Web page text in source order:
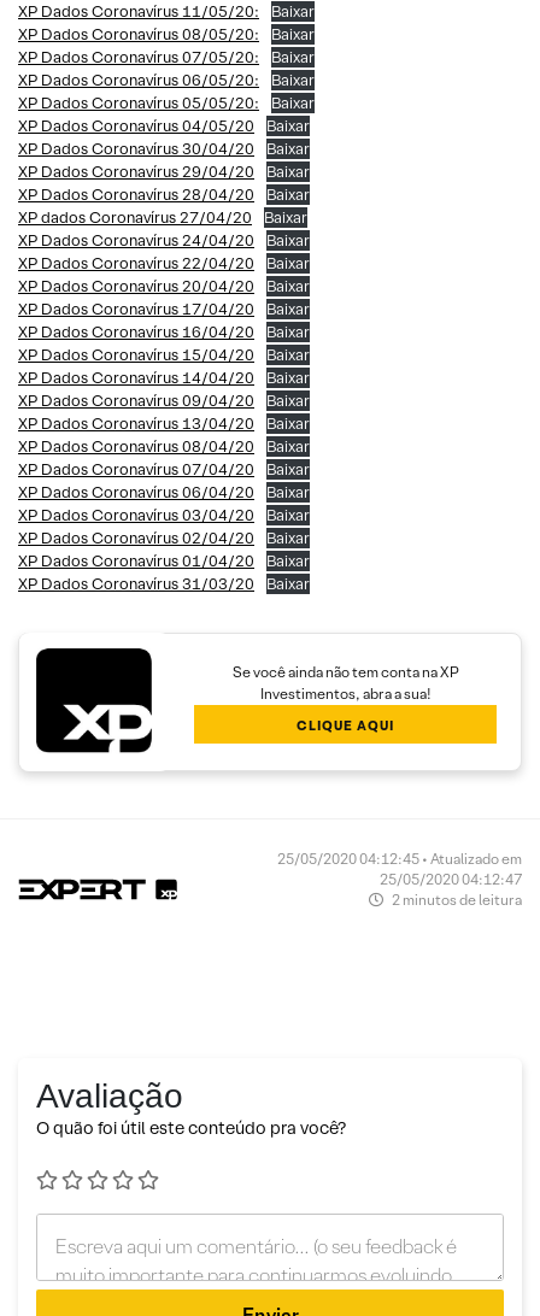
XP Dados Coronavírus 11/05/20:
Baixar
XP Dados Coronavírus 08/05/20:
Baixar
XP Dados Coronavírus 07/05/20:
Baixar
XP Dados Coronavírus 06/05/20:
Baixar
XP Dados Coronavírus 05/05/20:
Baixar
XP Dados Coronavírus 04/05/20
Baixar
XP Dados Coronavírus 30/04/20
Baixar
XP Dados Coronavírus 29/04/20
Baixar
XP Dados Coronavírus 28/04/20
Baixar
XP dados Coronavírus 27/04/20
Baixar
XP Dados Coronavírus 24/04/20
Baixar
XP Dados Coronavírus 22/04/20
Baixar
XP Dados Coronavírus 20/04/20
Baixar
XP Dados Coronavírus 17/04/20
Baixar
XP Dados Coronavírus 16/04/20
Baixar
XP Dados Coronavírus 15/04/20
Baixar
XP Dados Coronavírus 14/04/20
Baixar
XP Dados Coronavírus 09/04/20
Baixar
XP Dados Coronavírus 13/04/20
Baixar
XP Dados Coronavírus 08/04/20
Baixar
XP Dados Coronavírus 07/04/20
Baixar
XP Dados Coronavírus 06/04/20
Baixar
XP Dados Coronavírus 03/04/20
Baixar
XP Dados Coronavírus 02/04/20
Baixar
XP Dados Coronavírus 01/04/20
Baixar
XP Dados Coronavírus 31/03/20
Baixar
Se você ainda não tem conta na XP
Investimentos, abra a sua!
CLIQUE AQUI
25/05/2020 04:12:45 • Atualizado em
25/05/2020 04:12:47
2 minutos de leitura
Avaliação
O quão foi útil este conteúdo pra você?